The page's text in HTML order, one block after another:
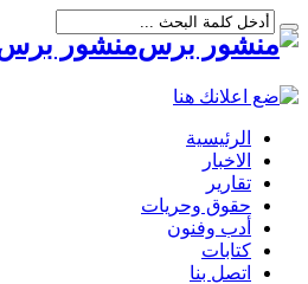
منشور برس
الرئيسية
الاخبار
تقارير
حقوق وحريات
أدب وفنون
كتابات
اتصل بنا